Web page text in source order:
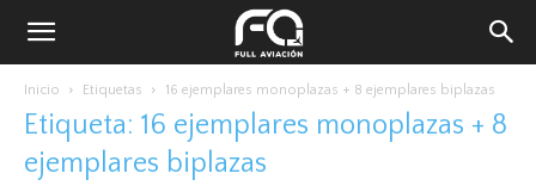
Inicio Etiquetas 16 ejemplares monoplazas + 8 ejemplares biplazas
Etiqueta: 16 ejemplares monoplazas + 8
ejemplares biplazas